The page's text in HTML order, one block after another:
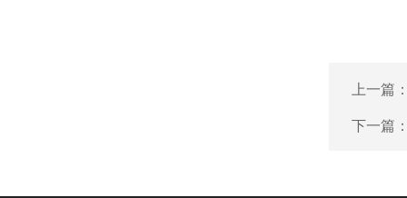
上一篇
下一篇